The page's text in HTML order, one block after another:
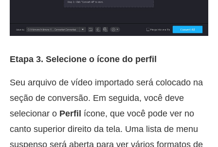
Etapa 3. Selecione o ícone do perfil
Seu arquivo de vídeo importado será colocado na
seção de conversão. Em seguida, você deve
selecionar o Perfil ícone, que você pode ver no
canto superior direito da tela. Uma lista de menu
suspenso será aberta para ver vários formatos de